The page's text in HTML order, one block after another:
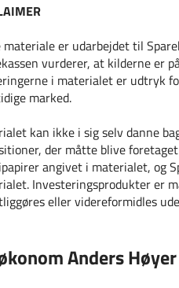
materiale er udarbejdet til
vurderer, at kilderne er
i materialet er udtryk
marked.
kan ikke i sig selv danne
der måtte blive
angivet i materialet, og
Investeringsprodukter er
eller videreformidles
Anders Høyer